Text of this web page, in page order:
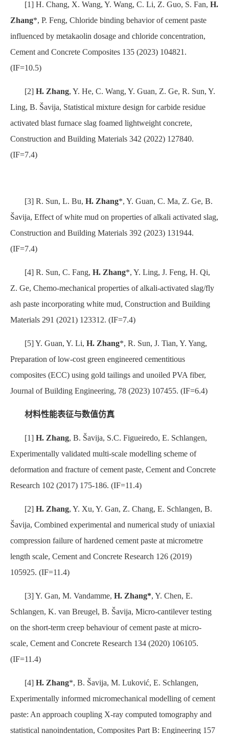
[1] H. Chang, X. Wang, Y. Wang, C. Li, Z. Guo, S. Fan, H.
Zhang*, P. Feng, Chloride binding behavior of cement paste
influenced by metakaolin dosage and chloride concentration,
Cement and Concrete Composites 135 (2023) 104821.
(IF=10.5)
[2] H. Zhang, Y. He, C. Wang, Y. Guan, Z. Ge, R. Sun, Y.
Ling, B. Šavija, Statistical mixture design for carbide residue
activated blast furnace slag foamed lightweight concrete,
Construction and Building Materials 342 (2022) 127840.
(IF=7.4)
[3] R. Sun, L. Bu, H. Zhang*, Y. Guan, C. Ma, Z. Ge, B.
Šavija, Effect of white mud on properties of alkali activated slag,
Construction and Building Materials 392 (2023) 131944.
(IF=7.4)
[4] R. Sun, C. Fang, H. Zhang*, Y. Ling, J. Feng, H. Qi,
Z. Ge, Chemo-mechanical properties of alkali-activated slag/fly
ash paste incorporating white mud, Construction and Building
Materials 291 (2021) 123312. (IF=7.4)
[5] Y. Guan, Y. Li, H. Zhang*, R. Sun, J. Tian, Y. Yang,
Preparation of low-cost green engineered cementitious
composites (ECC) using gold tailings and unoiled PVA fiber,
Journal of Building Engineering, 78 (2023) 107455. (IF=6.4)
材料性能表征与数值仿真
[1] H. Zhang, B. Šavija, S.C. Figueiredo, E. Schlangen,
Experimentally validated multi-scale modelling scheme of
deformation and fracture of cement paste, Cement and Concrete
Research 102 (2017) 175-186. (IF=11.4)
[2] H. Zhang, Y. Xu, Y. Gan, Z. Chang, E. Schlangen, B.
Šavija, Combined experimental and numerical study of uniaxial
compression failure of hardened cement paste at micrometre
length scale, Cement and Concrete Research 126 (2019)
105925. (IF=11.4)
[3] Y. Gan, M. Vandamme, H. Zhang*, Y. Chen, E.
Schlangen, K. van Breugel, B. Šavija, Micro-cantilever testing
on the short-term creep behaviour of cement paste at micro-
scale, Cement and Concrete Research 134 (2020) 106105.
(IF=11.4)
[4] H. Zhang*, B. Šavija, M. Luković, E. Schlangen,
Experimentally informed micromechanical modelling of cement
paste: An approach coupling X-ray computed tomography and
statistical nanoindentation, Composites Part B: Engineering 157